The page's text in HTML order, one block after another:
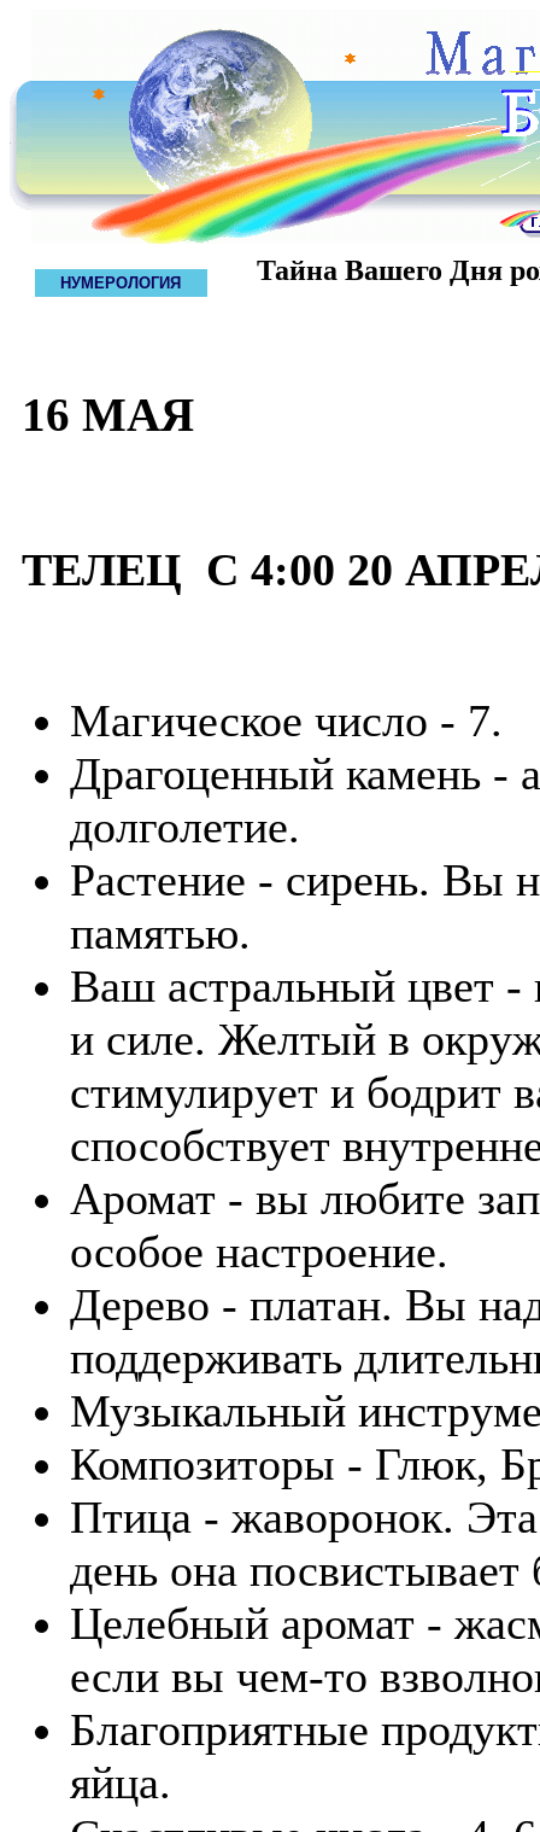
НУМЕРОЛОГИЯ Тайна Вашего Дня
16 МАЯ
ТЕЛЕЦ С 4:00 20
Магическое число - 7.
Драгоценный камень -
долголетие.
Растение - сирень. Вы
памятью.
Ваш астральный цвет -
и силе. Желтый в
стимулирует и бодрит
способствует
Аромат - вы любите
особое настроение.
Дерево - платан. Вы
поддерживать
Музыкальный
Композиторы - Глюк,
Птица - жаворонок.
день она посвистывает
Целебный аромат -
если вы чем-то
Благоприятные
яйца.